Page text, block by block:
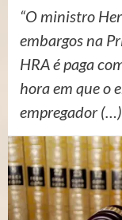
“O ministro
embargos na
HRA é paga
hora em que o
empregador